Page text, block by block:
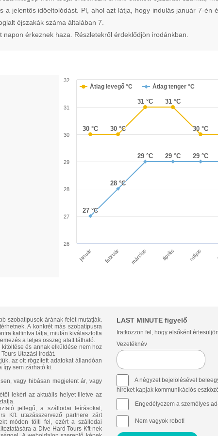
a jelentős időeltolódást. Pl, ahol azt látja, hogy indulás január 7-
éjszakák száma általában 7.
érkeznek haza. Részletekről érdeklődjön irodánkban.
30 °C
30 °C 30 °C
30 °C
31 °C
31 °C 31 °C
31 °C
30 °C
30 °C
27 °C
27 °C
28 °C
28 °C
29 °C
29 °C 29 °C
29 °C 29 °C
29 °C
Átlag levegő °C Átlag tenger °C
január február március április május
26
27
28
29
30
31
32
LAST MINUTE figyelő
Iratkozzon fel, hogy elsőként
Vezetéknév
A négyzet bejelölésével
híreket kapjak kommunikációs
Engedélyezem a személyes
Nem vagyok robot!
szobatípusok árának felét mutatják.
A konkrét más szobatípusra
kattintva látja, miután kiválasztotta
a teljes összeg alatt látható.
és annak elküldése nem hoz
Utazási Irodát.
az ott rögzített adatokat állandóan
így sem zárható ki.
vagy hibásan megjelent ár, vagy
lekéri az aktuális helyet illetve az
jellegű, a szállodai leírásokat,
Kft. utazásszervező partnere zárt
módon tölti fel, ezért a szállodai
a Dive Hard Tours Kft-nek